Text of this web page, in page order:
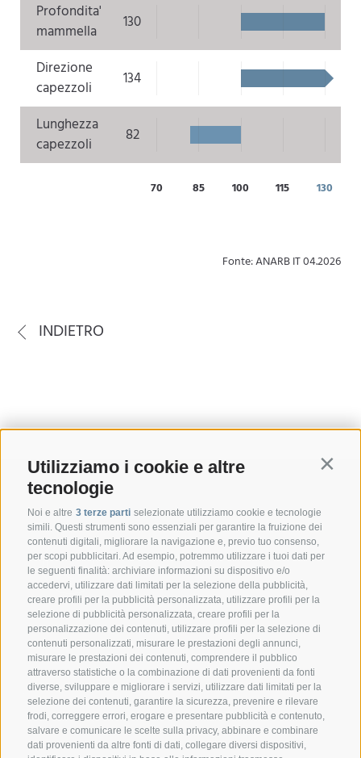
Utilizziamo i cookie e altre
tecnologie
Noi e altre 3 terze parti selezionate utilizziamo cookie e tecnologie
simili. Questi strumenti sono essenziali per garantire la fruizione dei
contenuti digitali, migliorare la navigazione e, previo tuo consenso,
per scopi pubblicitari. Ad esempio, potremmo utilizzare i tuoi dati per
le seguenti finalità: archiviare informazioni su dispositivo e/o
accedervi, utilizzare dati limitati per la selezione della pubblicità,
creare profili per la pubblicità personalizzata, utilizzare profili per la
selezione di pubblicità personalizzata, creare profili per la
personalizzazione dei contenuti, utilizzare profili per la selezione di
contenuti personalizzati, misurare le prestazioni degli annunci,
misurare le prestazioni dei contenuti, comprendere il pubblico
attraverso statistiche o la combinazione di dati provenienti da fonti
diverse, sviluppare e migliorare i servizi, utilizzare dati limitati per la
selezione dei contenuti, garantire la sicurezza, prevenire e rilevare
frodi, correggere errori, erogare e presentare pubblicità e contenuto,
salvare e comunicare le scelte sulla privacy, abbinare e combinare
dati provenienti da altre fonti di dati, collegare diversi dispositivi,
Profondita'
mammella
130
Direzione
capezzoli
134
Lunghezza
capezzoli
82
70 85 100 115 130
Fonte: ANARB IT 04.2026
INDIETRO
CONTATTO
Federazione Prov.le Allevatori Trento
Via delle Bettine, 40 - 38121 Trento
Tel.:+39 0461 432111
info@superbrown.it